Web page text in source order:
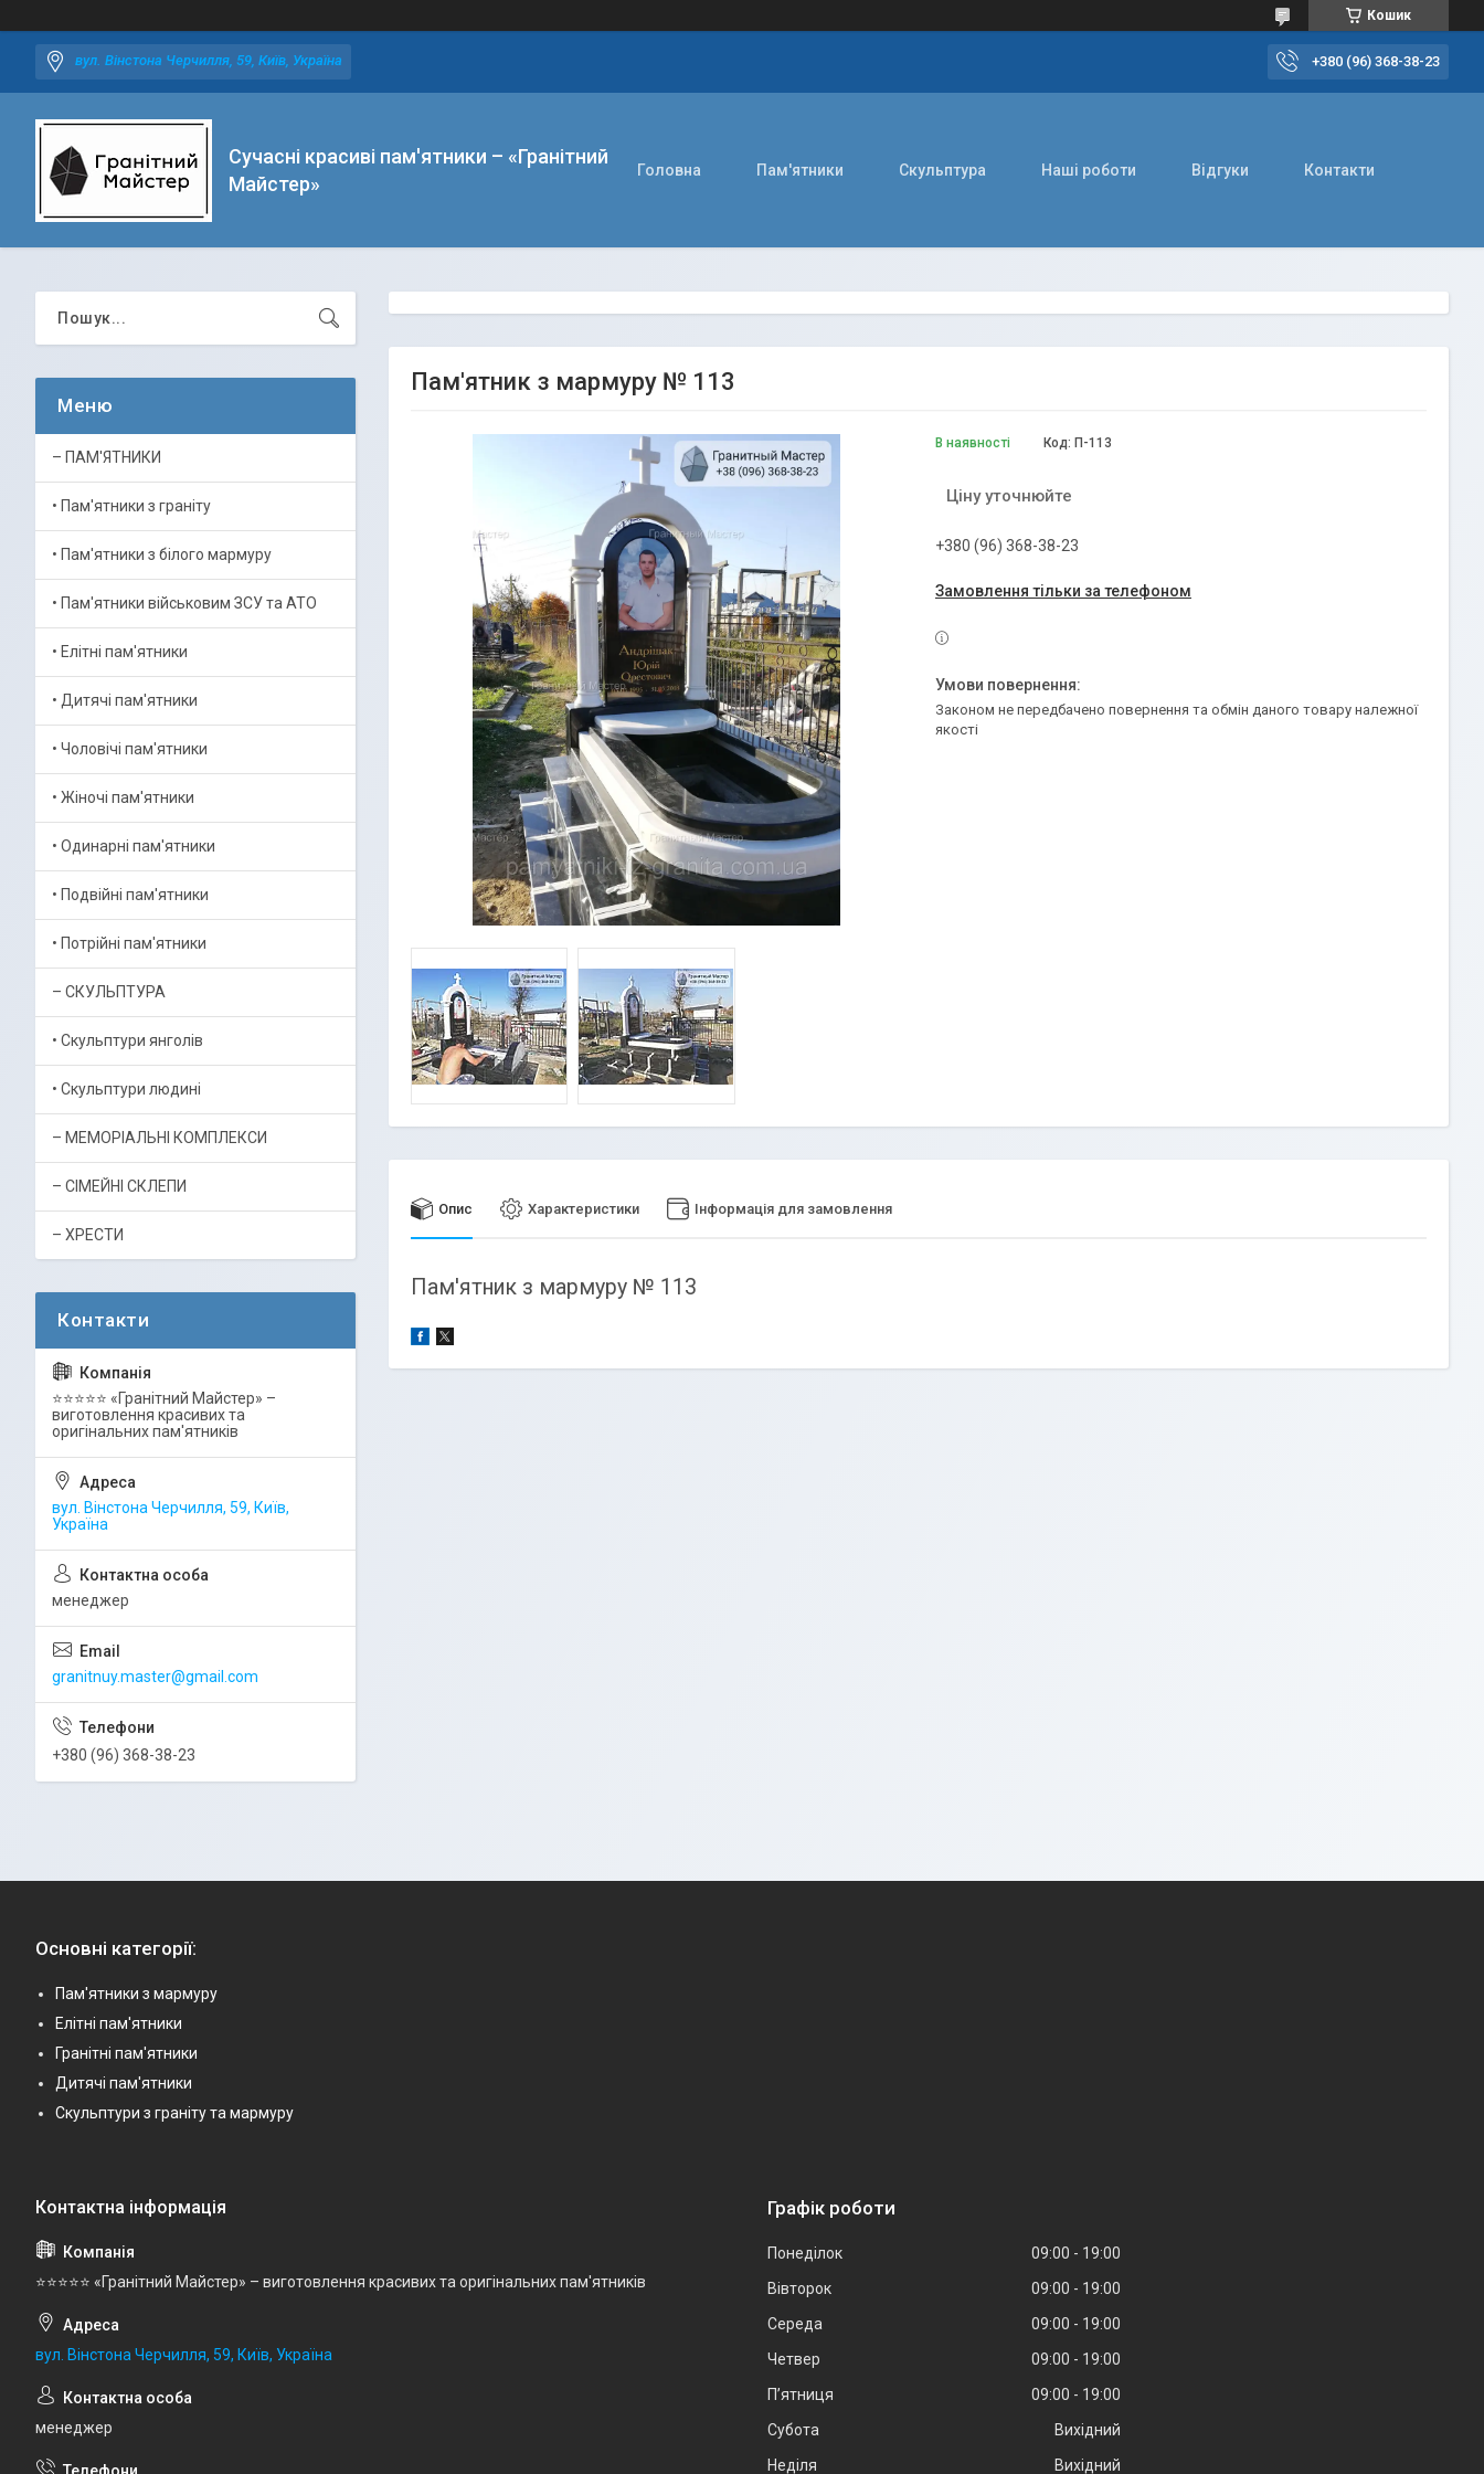
Кошик
вул. Вінстона Черчилля, 59, Київ, Україна +380 (96) 368-38-23
Сучасні красиві пам'ятники – «Гранітний
Майстер»
Головна Пам'ятники Скульптура Наші роботи Відгуки Контакти
Пам'ятник з мармуру № 113
В наявності Код: П-113
Ціну уточнюйте
+380 (96) 368-38-23
Замовлення тільки за телефоном
Законом не передбачено повернення та обмін даного товару належної
якості
Опис Характеристики Інформація для замовлення
Пам'ятник з мармуру № 113
– ПАМ'ЯТНИКИ
• Пам'ятники з граніту
• Пам'ятники з білого мармуру
• Пам'ятники військовим ЗСУ та АТО
• Елітні пам'ятники
• Дитячі пам'ятники
• Чоловічі пам'ятники
• Жіночі пам'ятники
• Одинарні пам'ятники
• Подвійні пам'ятники
• Потрійні пам'ятники
– СКУЛЬПТУРА
• Скульптури янголів
• Скульптури людині
– МЕМОРІАЛЬНІ КОМПЛЕКСИ
– СІМЕЙНІ СКЛЕПИ
– ХРЕСТИ
⭐⭐⭐⭐⭐ «Гранітний Майстер» –
виготовлення красивих та
оригінальних пам'ятників
вул. Вінстона Черчилля, 59, Київ,
Україна
менеджер
granitnuy.master@gmail.com
+380 (96) 368-38-23
Основні категорії:
Пам'ятники з мармуру
Елітні пам'ятники
Гранітні пам'ятники
Дитячі пам'ятники
Скульптури з граніту та мармуру
⭐⭐⭐⭐⭐ «Гранітний Майстер» – виготовлення красивих та оригінальних пам'ятників
вул. Вінстона Черчилля, 59, Київ, Україна
менеджер
Графік роботи
Понеділок 09:00
19:00
Вівторок
09:00
19:00
Середа
09:00
19:00
Четвер
09:00
19:00
Пʼятниця
09:00
19:00
Субота
Вихідний
Неділя
Вихідний